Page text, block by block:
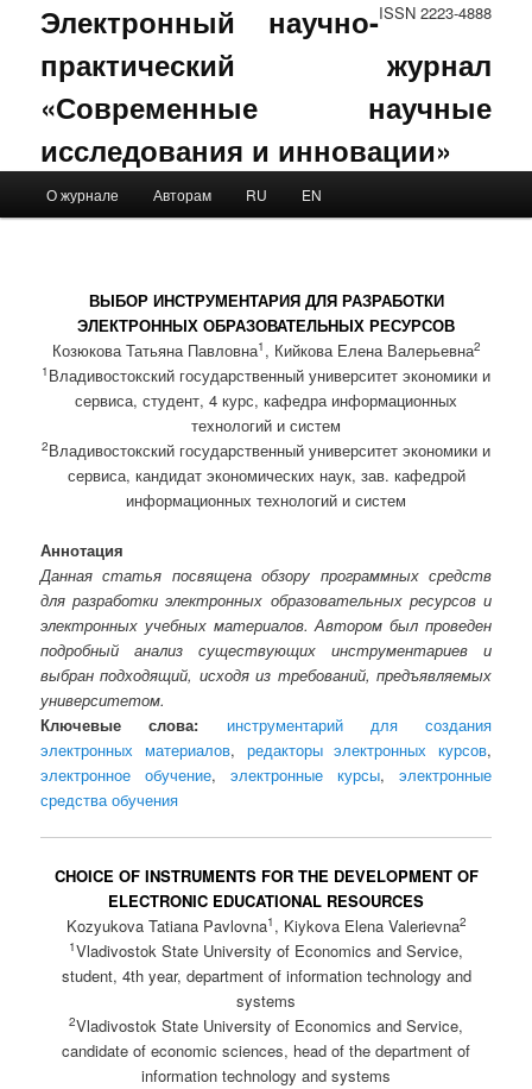
ISSN 2223-4888
Электронный научно-
практический журнал
«Современные научные
исследования и инновации»
Skip to primary content
Skip to secondary content
О журнале Авторам RU EN
ВЫБОР ИНСТРУМЕНТАРИЯ ДЛЯ РАЗРАБОТКИ
ЭЛЕКТРОННЫХ ОБРАЗОВАТЕЛЬНЫХ РЕСУРСОВ
Козюкова Татьяна Павловна1 , Кийкова Елена Валерьевна2
1 Владивостокский государственный университет экономики и
сервиса, студент, 4 курс, кафедра информационных
технологий и систем
2Владивостокский государственный университет экономики и
сервиса, кандидат экономических наук, зав. кафедрой
информационных технологий и систем
Аннотация
Данная статья посвящена обзору программных средств
для разработки электронных образовательных ресурсов и
электронных учебных материалов. Автором был проведен
подробный анализ существующих инструментариев и
выбран подходящий, исходя из требований, предъявляемых
университетом.
Ключевые слова:
инструментарий для создания
электронных материалов, редакторы электронных курсов,
электронное обучение,электронные курсы, электронные
средства обучения
CHOICE OF INSTRUMENTS FOR THE DEVELOPMENT OF
ELECTRONIC EDUCATIONAL RESOURCES
Kozyukova Tatiana Pavlovna1 , Kiykova Elena Valerievna2
1Vladivostok State University of Economics and Service,
student, 4th year, department of information technology and
systems
2Vladivostok State University of Economics and Service,
candidate of economic sciences, head of the department of
information technology and systems